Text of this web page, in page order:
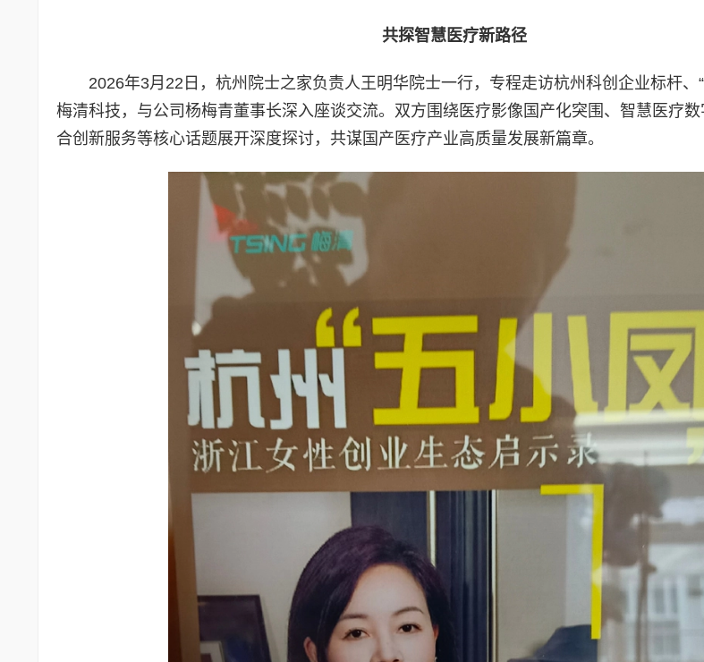
共探智慧医疗新路径
2026年3月22日，杭州院士之家负责人王明华院士一行，专程走访杭州科创企业标杆、
梅清科技，与公司杨梅青董事长深入座谈交流。双方围绕医疗影像国产化突围、智慧医疗
合创新服务等核心话题展开深度探讨，共谋国产医疗产业高质量发展新篇章。